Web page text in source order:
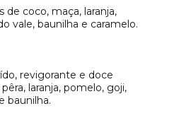
coco, maça, laranja,
vale, baunilha e caramelo.
revigorante e doce
laranja, pomelo, goji,
baunilha.